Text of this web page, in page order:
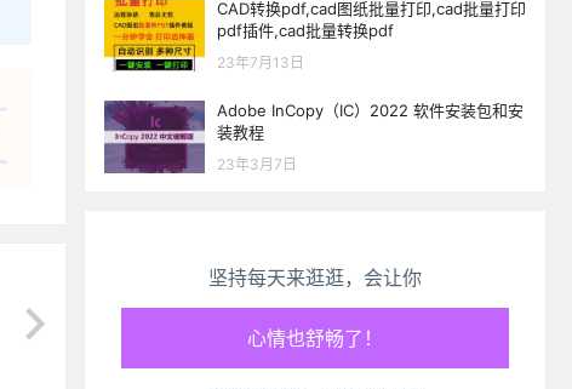
CAD转换pdf,cad图纸批量打印,cad批量打印
pdf插件,cad批量转换pdf
23年7月13日
Adobe InCopy（IC）2022 软件安装包和安
装教程
23年3月7日
坚持每天来逛逛，会让你
生活也美好了！